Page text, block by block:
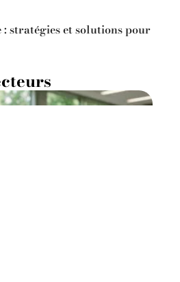
stratégies et solutions pour